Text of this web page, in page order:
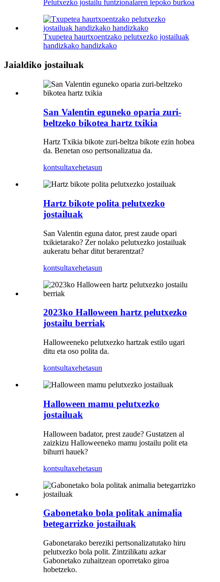
Pelutxezko jostailu funtzionalaren lepoko burkoa
Txupetea haurtxoentzako pelutxezko jostailuak
handizkako handizkako
Jaialdiko jostailuak
San Valentin eguneko oparia zuri-
beltzeko bikotea hartz txikia
Hartz Txikia bikote zuri-beltza bikote ezin hobea
da. Benetan oso pertsonalizatua da.
kontsultaxehetasun
Hartz bikote polita pelutxezko
jostailuak
San Valentin eguna dator, prest zaude opari
txikietarako? Zer nolako pelutxezko jostailuak
aukeratu behar ditut berarentzat?
kontsultaxehetasun
2023ko Halloween hartz pelutxezko
jostailu berriak
Halloweeneko pelutxezko hartzak estilo ugari
ditu eta oso polita da.
kontsultaxehetasun
Halloween mamu pelutxezko
jostailuak
Halloween badator, prest zaude? Gustatzen al
zaizkizu Halloweeneko mamu jostailu polit eta
bihurri hauek?
kontsultaxehetasun
Gabonetako bola politak animalia
betegarrizko jostailuak
Gabonetarako bereziki pertsonalizatutako hiru
pelutxezko bola polit. Zintzilikatu azkar
Gabonetako zuhaitzean oporretako giroa
hobetzeko.